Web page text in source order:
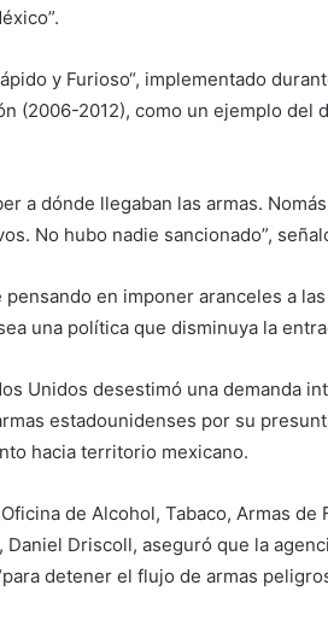
y Furioso“, implementado
(2006-2012), como un ejemplo del
a dónde llegaban las armas.
No hubo nadie sancionado”,
en imponer aranceles a
una política que disminuya la
Unidos desestimó una demanda
estadounidenses por su
hacia territorio mexicano.
de Alcohol, Tabaco, Armas de
Driscoll, aseguró que la
detener el flujo de armas